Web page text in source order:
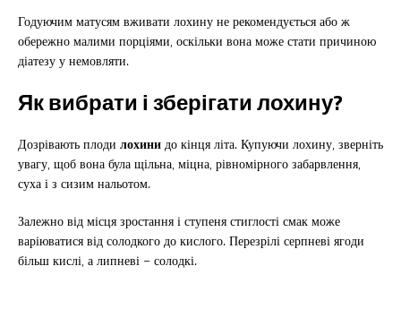
Годуючим матусям вживати лохину не рекомендується або ж
обережно малими порціями, оскільки вона може стати причиною
діатезу у немовляти.
Як вибрати і зберігати лохину?
Дозрівають плоди лохинидо кінця літа. Купуючи лохину, зверніть
увагу, щоб вона була щільна, міцна, рівномірного забарвлення,
суха і з сизим нальотом.
Залежно від місця зростання і ступеня стиглості смак може
варіюватися від солодкого до кислого. Перезрілі серпневі ягоди
більш кислі, а липневі – солодкі.